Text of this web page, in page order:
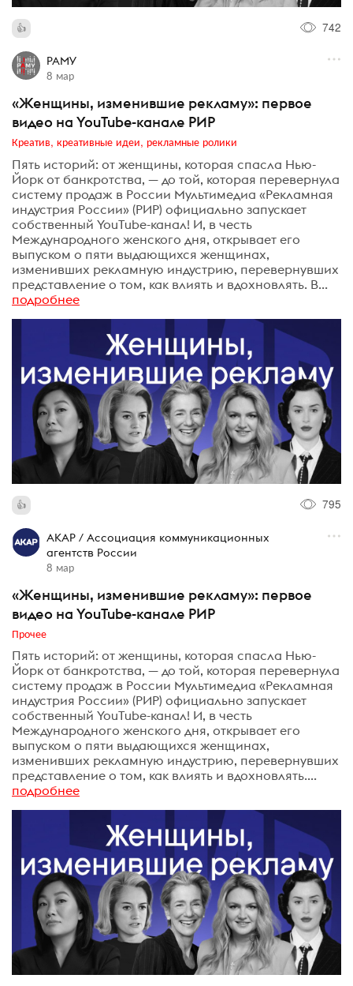
742
РАМУ
8 мар
«Женщины, изменившие рекламу»: первое
видео на YouTube-канале РИР
Креатив, креативные идеи, рекламные ролики
Пять историй: от женщины, которая спасла Нью-
Йорк от банкротства, — до той, которая перевернула
систему продаж в России Мультимедиа «Рекламная
индустрия России» (РИР) официально запускает
собственный YouTube-канал! И, в честь
Международного женского дня, открывает его
выпуском о пяти выдающихся женщинах,
изменивших рекламную индустрию, перевернувших
представление о том, как влиять и вдохновлять. В...
подробнее
795
АКАР / Ассоциация коммуникационных
агентств России
8 мар
«Женщины, изменившие рекламу»: первое
видео на YouTube-канале РИР
Прочее
Пять историй: от женщины, которая спасла Нью-
Йорк от банкротства, — до той, которая перевернула
систему продаж в России Мультимедиа «Рекламная
индустрия России» (РИР) официально запускает
собственный YouTube-канал! И, в честь
Международного женского дня, открывает его
выпуском о пяти выдающихся женщинах,
изменивших рекламную индустрию, перевернувших
представление о том, как влиять и вдохновлять....
подробнее